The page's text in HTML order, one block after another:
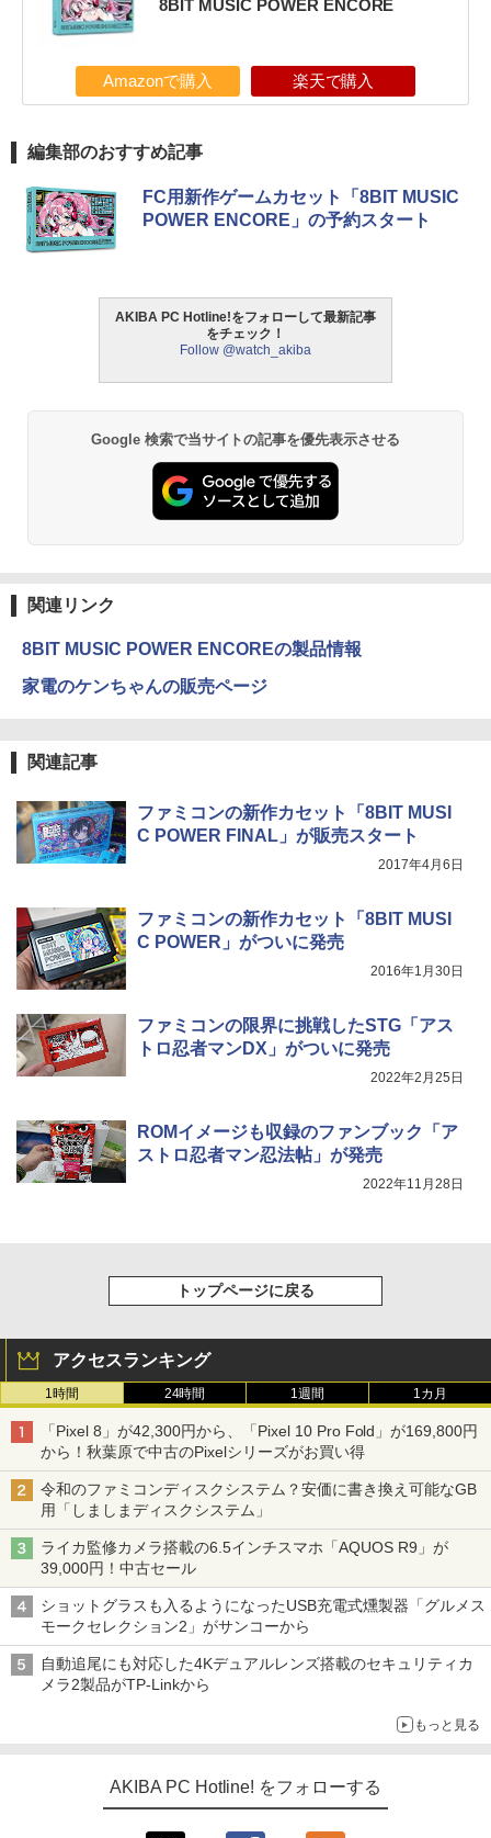
8BIT MUSIC POWER ENCORE
Amazonで購入 楽天で購入
編集部のおすすめ記事
FC用新作ゲームカセット「8BIT MUSIC
POWER ENCORE」の予約スタート
AKIBA PC Hotline!をフォローして最新記事
をチェック！
Follow @watch_akiba
Google 検索で当サイトの記事を優先表示させる
関連リンク
8BIT MUSIC POWER ENCOREの製品情報
家電のケンちゃんの販売ページ
関連記事
ファミコンの新作カセット「8BIT MUSI
C POWER FINAL」が販売スタート
2017年4月6日
ファミコンの新作カセット「8BIT MUSI
C POWER」がついに発売
2016年1月30日
ファミコンの限界に挑戦したSTG「アス
トロ忍者マンDX」がついに発売
2022年2月25日
ROMイメージも収録のファンブック「ア
ストロ忍者マン忍法帖」が発売
2022年11月28日
トップページに戻る
アクセスランキング
1時間 24時間 1週間 1カ月
「Pixel 8」が42,300円から、「Pixel 10 Pro Fold」が169,800円
から！秋葉原で中古のPixelシリーズがお買い得
令和のファミコンディスクシステム？安価に書き換え可能なGB
用「しましまディスクシステム」
ライカ監修カメラ搭載の6.5インチスマホ「AQUOS R9」が
39,000円！中古セール
ショットグラスも入るようになったUSB充電式燻製器「グルメス
モークセレクション2」がサンコーから
自動追尾にも対応した4Kデュアルレンズ搭載のセキュリティカ
メラ2製品がTP-Linkから
もっと見る
AKIBA PC Hotline! をフォローする